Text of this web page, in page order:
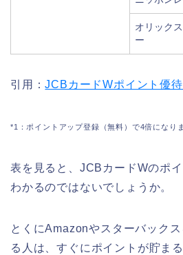
オリック
ー
引用：JCBカードWポイント優待
*1：ポイントアップ登録（無料）で4倍になり
表を見ると、JCBカードWのポ
わかるのではないでしょうか。
とくにAmazonやスターバック
る人は、すぐにポイントが貯まる